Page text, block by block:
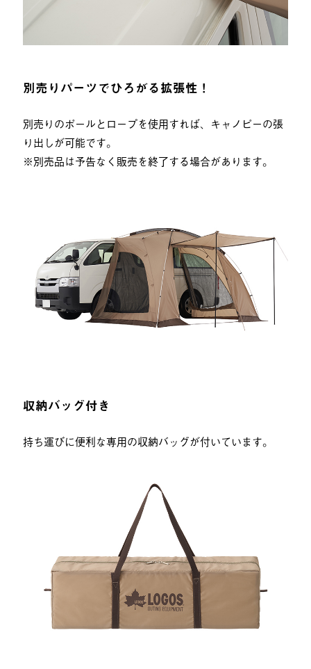
別売りパーツでひろがる拡張性！
別売りのポールとロープを使用すれば、キャノピーの張
り出しが可能です。
※別売品は予告なく販売を終了する場合があります。
収納バッグ付き
持ち運びに便利な専用の収納バッグが付いています。